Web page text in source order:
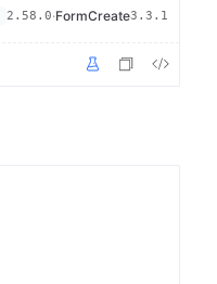
2.58.0·FormCreate3.3.1